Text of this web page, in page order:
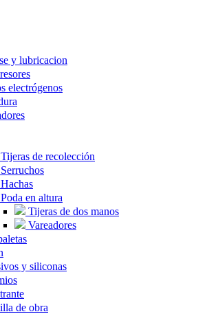
y lubricacion
electrógenos
Tijeras de recolección
Serruchos
Hachas
Poda en altura
Tijeras de dos manos
Vareadores
y siliconas
de obra